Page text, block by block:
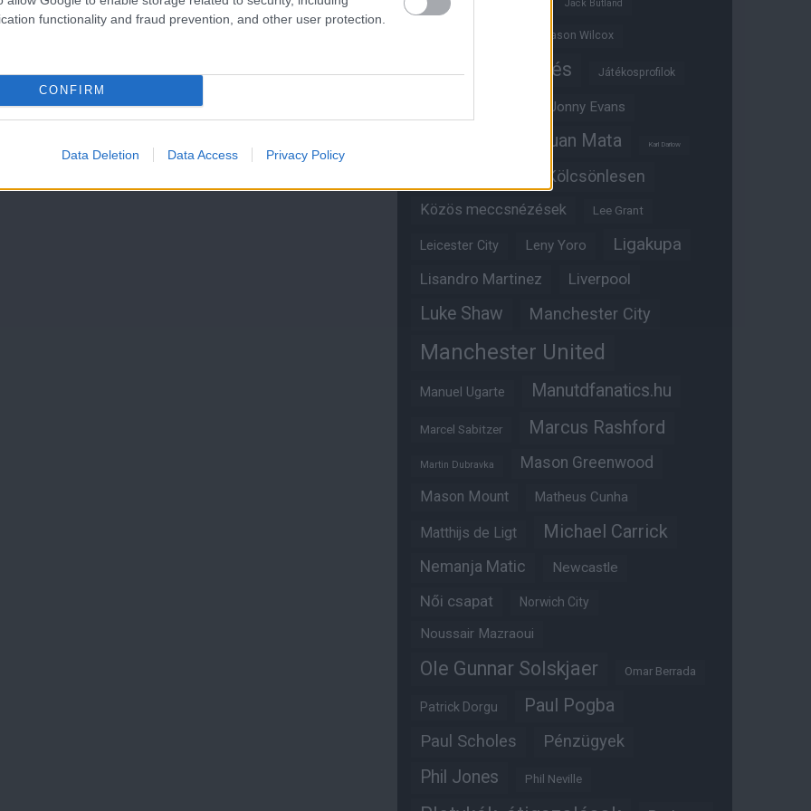
functionality and fraud prevention, and other user protection.
CONFIRM
Data Deletion Data Access Privacy Policy
Hull City Jack Butland
Jason Wilcox
Játékosértékelés Játékosprofilok
Jonny Evans
Juan Mata Karl Darlow
Kölcsönlesen
Közös meccsnézések Lee Grant
Leicester City Leny Yoro Ligakupa
Lisandro Martinez Liverpool
Luke Shaw Manchester City
Manchester United
Manuel Ugarte Manutdfanatics.hu
Marcel Sabitzer Marcus Rashford
Martin Dubravka Mason Greenwood
Mason Mount Matheus Cunha
Matthijs de Ligt Michael Carrick
Nemanja Matic Newcastle
Női csapat Norwich City
Noussair Mazraoui
Ole Gunnar Solskjaer Omar Berrada
Patrick Dorgu Paul Pogba
Paul Scholes Pénzügyek
Phil Jones Phil Neville